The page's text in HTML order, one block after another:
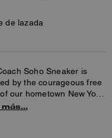
de lazada
Soho Sneaker is
by the courageous free
our hometown New York
built to keep pace with
más…